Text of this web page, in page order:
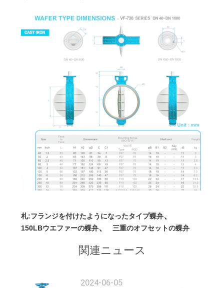
札:フランジを付けたようになったタイプ蝶弁、
150LBウエファーの蝶弁、 三重のオフセットの蝶弁
関連ニュース
2024-06-05